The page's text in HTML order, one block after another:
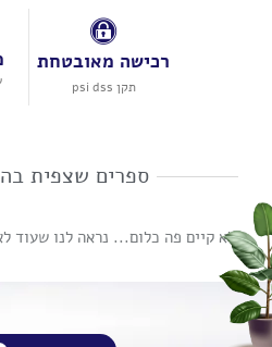
רכישה מאובטחת
תקן psi dss
ספרים שצפית
לא קיים פה כלום... נראה לנו שעוד